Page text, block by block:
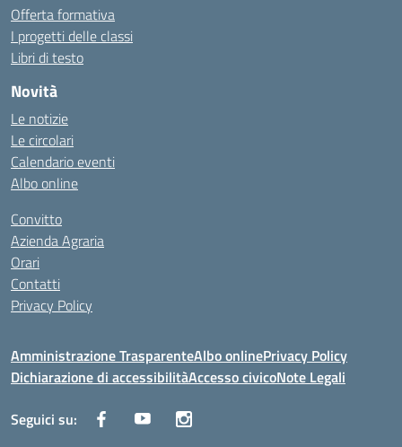
Offerta formativa
I progetti delle classi
Libri di testo
Novità
Le notizie
Le circolari
Calendario eventi
Albo online
Convitto
Azienda Agraria
Orari
Contatti
Privacy Policy
Amministrazione TrasparenteAlbo onlinePrivacy Policy
Dichiarazione di accessibilitàAccesso civicoNote Legali
Seguici su: